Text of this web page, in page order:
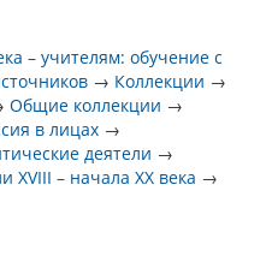
– учителям: обучение с
→ Коллекции →
Общие коллекции →
в лицах →
деятели →
XVIII – начала XX века →